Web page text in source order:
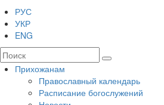
РУС
УКР
ENG
Прихожанам
Православный календарь
Расписание богослужений